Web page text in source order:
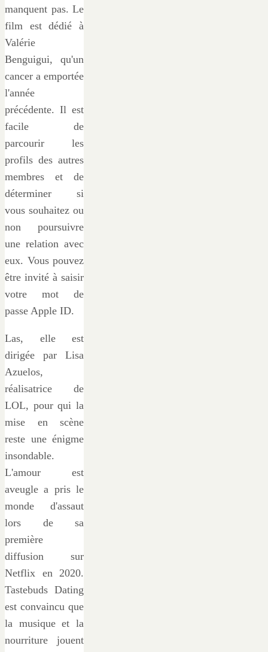
manquent pas. Le
film est dédié à
Valérie
Benguigui, qu'un
cancer a emportée
l'année
précédente. Il est
facile de
parcourir les
profils des autres
membres et de
déterminer si
vous souhaitez ou
non poursuivre
une relation avec
eux. Vous pouvez
être invité à saisir
votre mot de
passe Apple ID.
Las, elle est
dirigée par Lisa
Azuelos,
réalisatrice de
LOL, pour qui la
mise en scène
reste une énigme
insondable.
L'amour est
aveugle a pris le
monde d'assaut
lors de sa
première
diffusion sur
Netflix en 2020.
Tastebuds Dating
est convaincu que
la musique et la
nourriture jouent